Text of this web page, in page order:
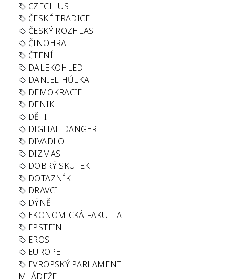
CZECH-US
ČESKÉ TRADICE
ČESKÝ ROZHLAS
ČINOHRA
ČTENÍ
DALEKOHLED
DANIEL HŮLKA
DEMOKRACIE
DENIK
DĚTI
DIGITAL DANGER
DIVADLO
DIZMAS
DOBRÝ SKUTEK
DOTAZNÍK
DRAVCI
DÝNĚ
EKONOMICKÁ FAKULTA
EPSTEIN
EROS
EUROPE
EVROPSKÝ PARLAMENT
MLÁDEŽE